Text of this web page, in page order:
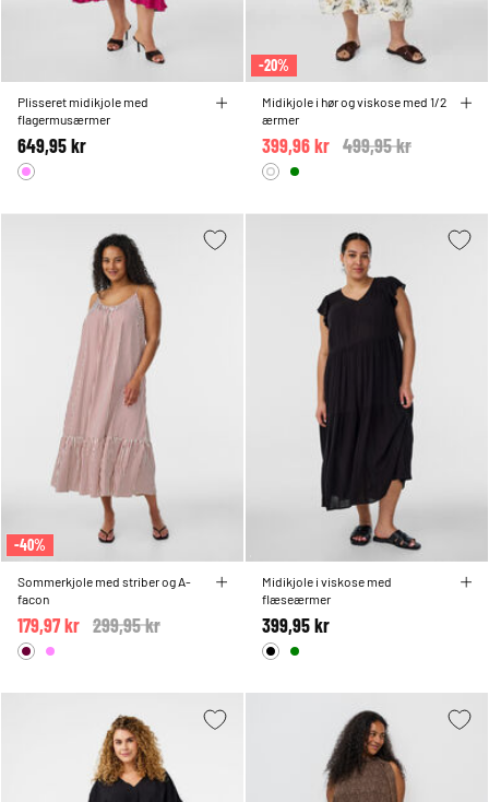
Plisseret midikjole med
flagermusærmer
649,95 kr
-20%
Midikjole i hør og viskose med 1/2
ærmer
Price reduced from
499,95 kr
399,96 kr
-40%
Sommerkjole med striber og A-
facon
Price reduced from
299,95 kr
179,97 kr
Midikjole i viskose med
flæseærmer
399,95 kr